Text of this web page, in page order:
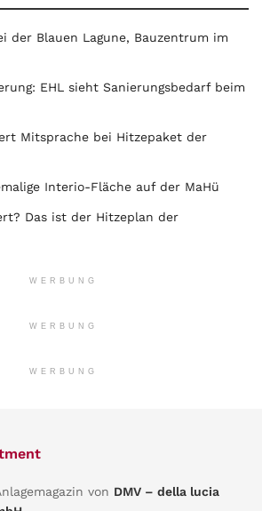
der Blauen Lagune, Bauzentrum im
EHL sieht Sanierungsbedarf beim
Mitsprache bei Hitzepaket der
Interio-Fläche auf der MaHü
Das ist der Hitzeplan der
WERBUNG
WERBUNG
WERBUNG
von DMV – della lucia